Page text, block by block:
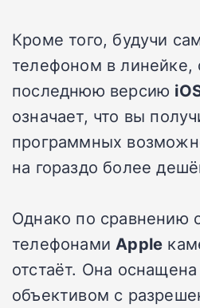
Кроме того, будучи
телефоном в
последнюю версию
означает, что вы
программных
на гораздо более
Однако по сравнению
телефонамиApple
отстаёт. Она
объективом с